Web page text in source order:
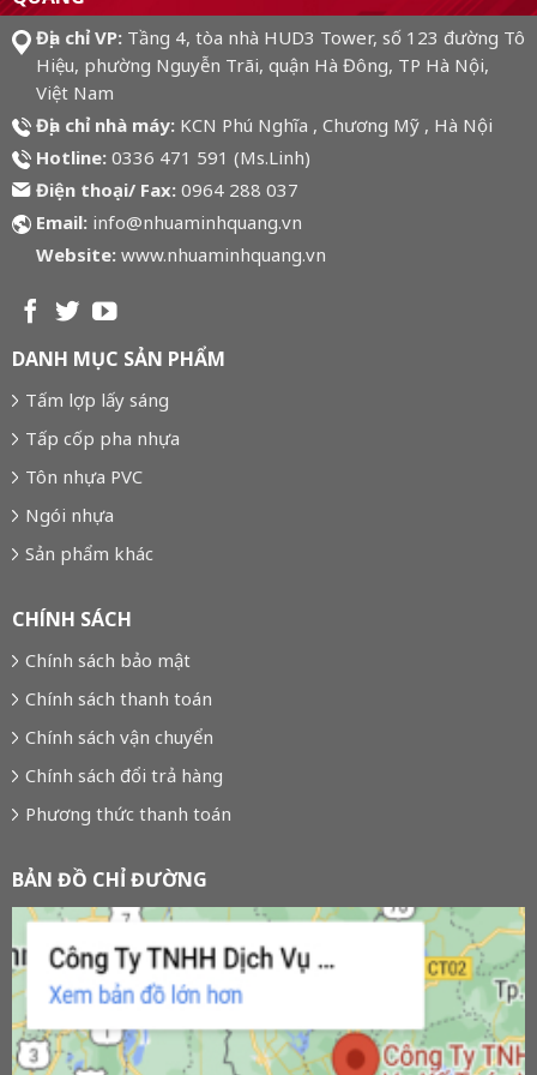
QUANG
Địa chỉ VP:Tầng 4, tòa nhà HUD3 Tower, số 123 đường Tô
Hiệu, phường Nguyễn Trãi, quận Hà Đông, TP Hà Nội,
Việt Nam
Địa chỉ nhà máy:KCN Phú Nghĩa , Chương Mỹ , Hà Nội
Hotline:0336 471 591 (Ms.Linh)
Điện thoại/ Fax: 0964 288 037
Email:info@nhuaminhquang.vn
DANH MỤC SẢN PHẨM
Tấm lợp lấy sáng
Tấp cốp pha nhựa
Tôn nhựa PVC
Ngói nhựa
Chính sách bảo mật
Chính sách thanh toán
Chính sách vận chuyển
Chính sách đổi trả hàng
BẢN ĐỒ CHỈ ĐƯỜNG